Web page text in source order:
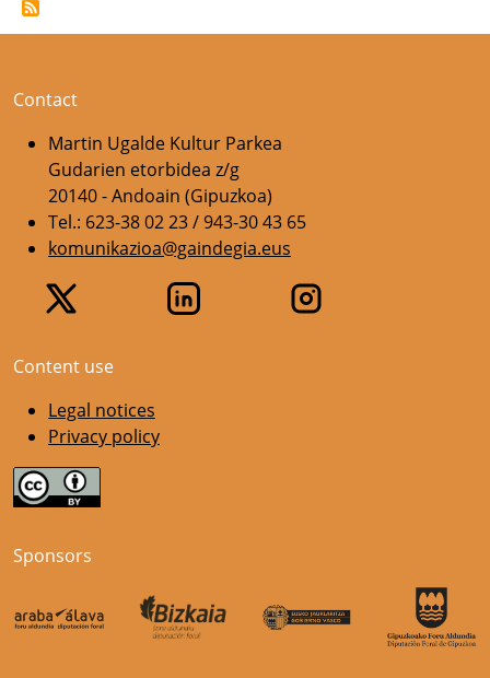
Contact
Martin Ugalde Kultur Parkea
Gudarien etorbidea z/g
20140 - Andoain (Gipuzkoa)
Tel.: 623-38 02 23 / 943-30 43 65
komunikazioa@gaindegia.eus
Content use
Legal notices
Privacy policy
Sponsors